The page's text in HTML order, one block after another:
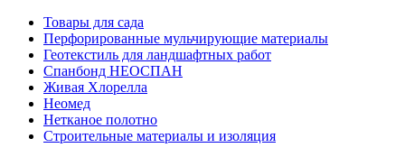
Товары для сада
Перфорированные мульчирующие материалы
Геотекстиль для ландшафтных работ
Спанбонд НЕОСПАН
Живая Хлорелла
Нeомед
Нетканое полотно
Строительные материалы и изоляция